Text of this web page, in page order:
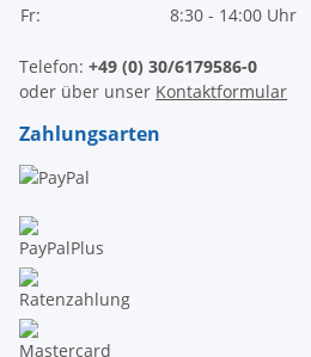
Fr:
8:30 - 14:00 Uhr
Telefon: +49 (0) 30/6179586-0
oder über unser Kontaktformular
Zahlungsarten